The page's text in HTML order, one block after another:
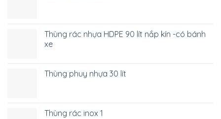
Thùng rác nhựa HDPE 90 lít nắp kín -có bánh
xe
Thùng phuy nhựa 30 lít
Thùng rác inox 1